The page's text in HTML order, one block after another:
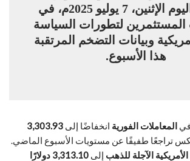
العالمية اليوم الإثنين، 7 يوليو 2025م، في
لتطورات السياسة
وبيانات التضخم المرتقبة
هذا الأسبوع.
المعاملات الفورية انخفاضًا إلى 3,303.93
تراجعًا طفيفًا عن مستويات الأسبوع الماضي.
الآجلة للذهب إلى
3,313.10 دولارًا